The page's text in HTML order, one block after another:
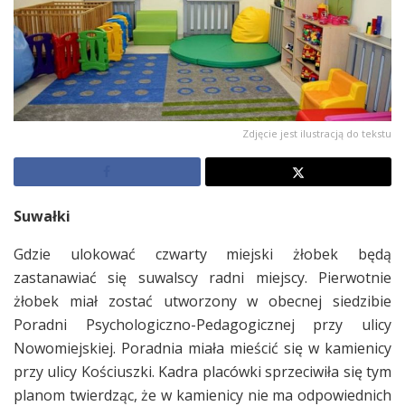
Zdjęcie jest ilustracją do tekstu
Suwałki
Gdzie ulokować czwarty miejski żłobek będą
zastanawiać się suwalscy radni miejscy. Pierwotnie
żłobek miał zostać utworzony w obecnej siedzibie
Poradni Psychologiczno-Pedagogicznej przy ulicy
Nowomiejskiej. Poradnia miała mieścić się w kamienicy
przy ulicy Kościuszki. Kadra placówki sprzeciwiła się tym
planom twierdząc, że w kamienicy nie ma odpowiednich